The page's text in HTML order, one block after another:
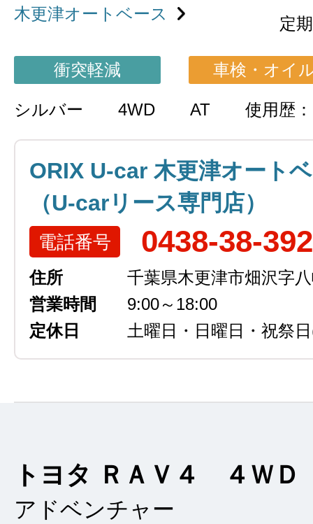
木更津オートベース
定
衝突軽減 車検・オイ
シルバー 4WD AT 使用歴
ORIX U-car 木更津オート
（U-carリース専門店）
電話番号 0438-38-
住所
千葉県木更津市畑沢字
営業時間
9:00～18:00
定休日
土曜日・日曜日・祝祭日
トヨタ ＲＡＶ４ ４ＷＤ
アドベンチャー